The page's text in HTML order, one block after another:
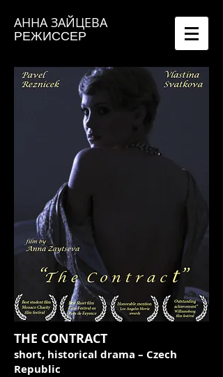
АННА ЗАЙЦЕВА
РЕЖИССЕР
THE CONTRACT
short, historical drama – Czech
Republic